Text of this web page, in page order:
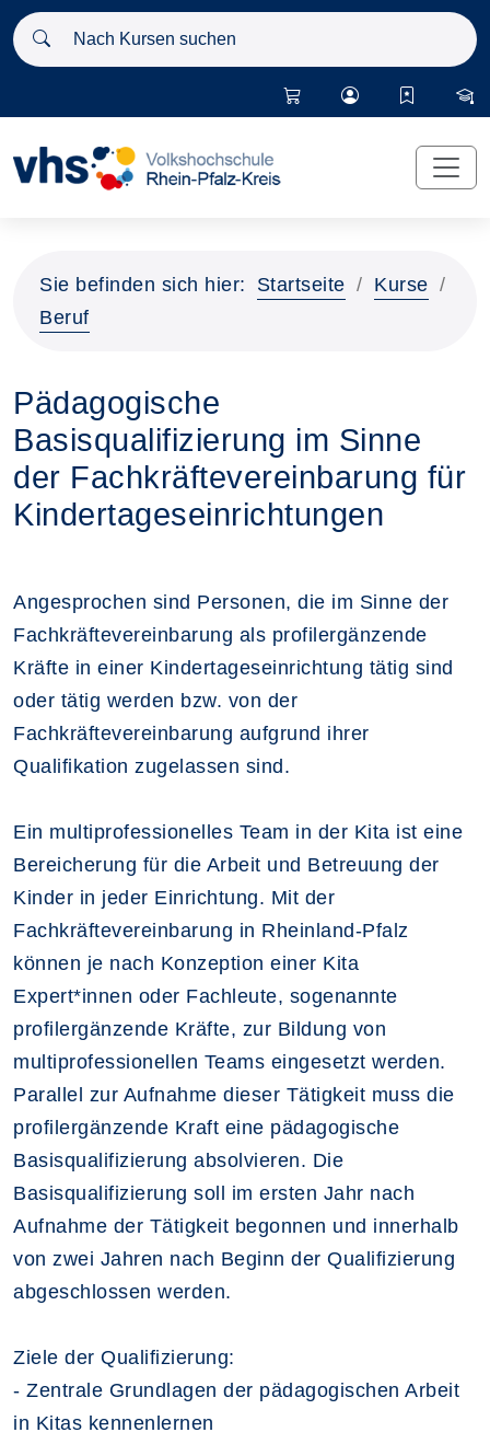
Nach Kursen suchen
Sie befinden sich hier: Startseite
Kurse
Beruf
Pädagogische
Basisqualifizierung im Sinne
der Fachkräftevereinbarung für
Kindertageseinrichtungen
Angesprochen sind Personen, die im Sinne der
Fachkräftevereinbarung als profilergänzende
Kräfte in einer Kindertageseinrichtung tätig sind
oder tätig werden bzw. von der
Fachkräftevereinbarung aufgrund ihrer
Qualifikation zugelassen sind.
Ein multiprofessionelles Team in der Kita ist eine
Bereicherung für die Arbeit und Betreuung der
Kinder in jeder Einrichtung. Mit der
Fachkräftevereinbarung in Rheinland-Pfalz
können je nach Konzeption einer Kita
Expert*innen oder Fachleute, sogenannte
profilergänzende Kräfte, zur Bildung von
multiprofessionellen Teams eingesetzt werden.
Parallel zur Aufnahme dieser Tätigkeit muss die
profilergänzende Kraft eine pädagogische
Basisqualifizierung absolvieren. Die
Basisqualifizierung soll im ersten Jahr nach
Aufnahme der Tätigkeit begonnen und innerhalb
von zwei Jahren nach Beginn der Qualifizierung
abgeschlossen werden.
Ziele der Qualifizierung:
- Zentrale Grundlagen der pädagogischen Arbeit
in Kitas kennenlernen